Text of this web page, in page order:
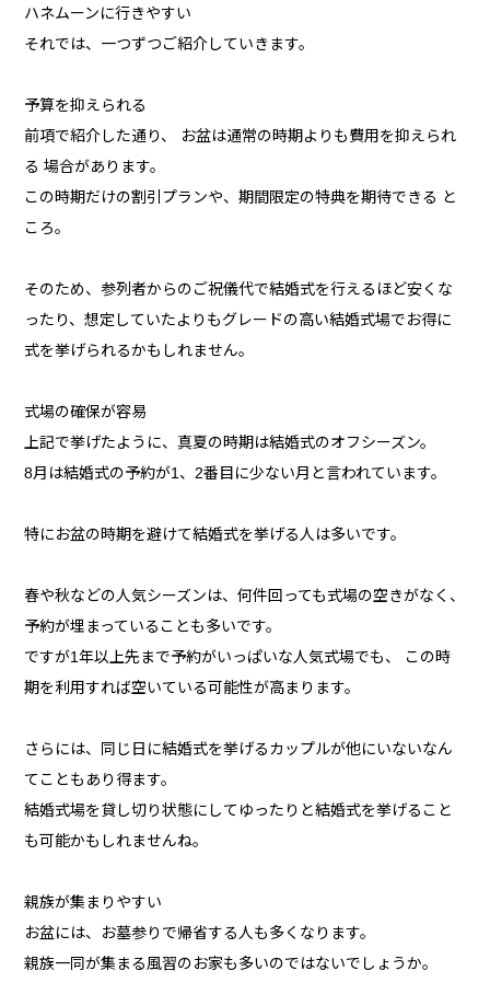
ハネムーンに行きやすい
それでは、一つずつご紹介していきます。
予算を抑えられる
前項で紹介した通り、 お盆は通常の時期よりも費用を抑えられ
る 場合があります。
この時期だけの割引プランや、期間限定の特典を期待できる と
ころ。
そのため、参列者からのご祝儀代で結婚式を行えるほど安くな
ったり、想定していたよりもグレードの高い結婚式場でお得に
式を挙げられるかもしれません。
式場の確保が容易
上記で挙げたように、真夏の時期は結婚式のオフシーズン。
8月は結婚式の予約が1、2番目に少ない月と言われています。
特にお盆の時期を避けて結婚式を挙げる人は多いです。
春や秋などの人気シーズンは、何件回っても式場の空きがなく、
予約が埋まっていることも多いです。
ですが1年以上先まで予約がいっぱいな人気式場でも、 この時
期を利用すれば空いている可能性が高まります。
さらには、同じ日に結婚式を挙げるカップルが他にいないなん
てこともあり得ます。
結婚式場を貸し切り状態にしてゆったりと結婚式を挙げること
も可能かもしれませんね。
親族が集まりやすい
お盆には、お墓参りで帰省する人も多くなります。
親族一同が集まる風習のお家も多いのではないでしょうか。